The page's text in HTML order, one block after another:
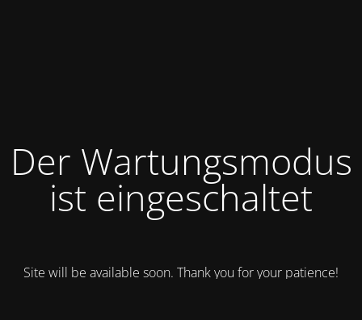
Der Wartungsmodus
ist eingeschaltet
Site will be available soon. Thank you for your patience!